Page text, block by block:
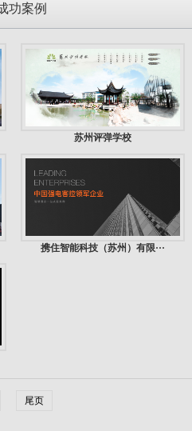
功案例
苏州评弹学校
携住智能科技（苏州）有限···
尾页